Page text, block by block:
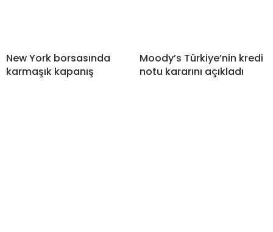
New York borsasında
karmaşık kapanış
Moody’s Türkiye’nin kredi
notu kararını açıkladı